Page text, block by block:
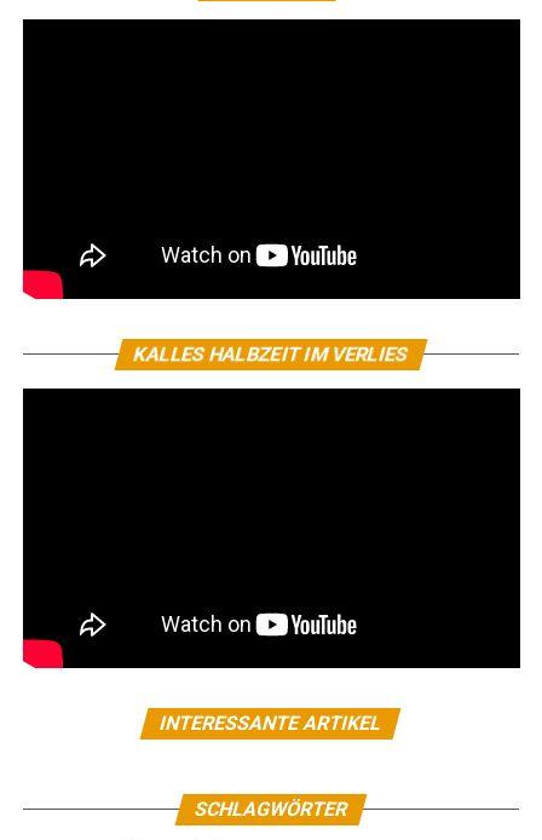
KALLES HALBZEIT IM VERLIES
INTERESSANTE ARTIKEL
SCHLAGWÖRTER